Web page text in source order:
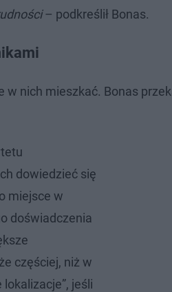
– podkreślił Bonas.
nich mieszkać. Bonas
dowiedzieć się
miejsce w
doświadczenia
częściej, niż w
jeśli